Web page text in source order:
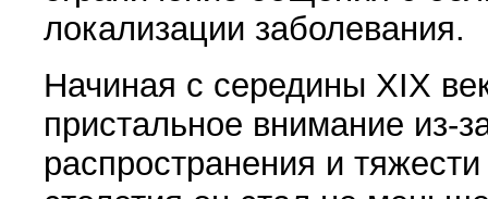
локализации заболевания.
Начиная с середины XIX
пристальное внимание из-
распространения и